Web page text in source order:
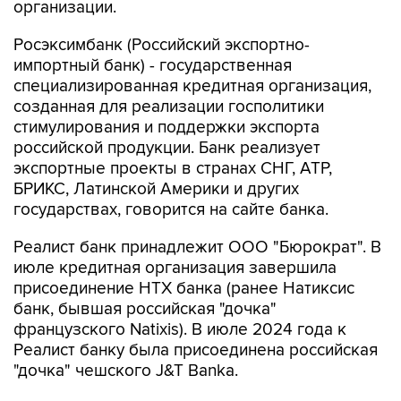
Росэксимбанк (Российский экспортно-
специализированная кредитная организация,
созданная для реализации госполитики
стимулирования и поддержки экспорта
российской продукции. Банк реализует
экспортные проекты в странах СНГ, АТР,
БРИКС, Латинской Америки и других
государствах, говорится на сайте банка.
Реалист банк принадлежит ООО "Бюрократ". В
присоединение НТХ банка (ранее Натиксис
банк, бывшая российская "дочка"
французского Natixis). В июле 2024 года к
Реалист банку была присоединена российская
"дочка" чешского J&T Banka.
"Центр-инвест" - региональный банк,